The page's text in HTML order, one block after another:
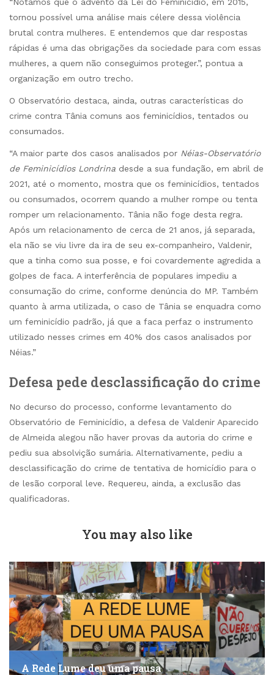
tornou possível uma análise mais célere dessa violência
brutal contra mulheres. E entendemos que dar respostas
rápidas é uma das obrigações da sociedade para com essas
mulheres, a quem não conseguimos proteger.”, pontua a
organização em outro trecho.
O Observatório destaca, ainda, outras características do
crime contra Tânia comuns aos feminicídios, tentados ou
consumados.
“A maior parte dos casos analisados por Néias-Observatório
de Feminicídios Londrina desde a sua fundação, em abril de
2021, até o momento, mostra que os feminicídios, tentados
ou consumados, ocorrem quando a mulher rompe ou tenta
romper um relacionamento. Tânia não foge desta regra.
Após um relacionamento de cerca de 21 anos, já separada,
ela não se viu livre da ira de seu ex-companheiro, Valdenir,
que a tinha como sua posse, e foi covardemente agredida a
golpes de faca. A interferência de populares impediu a
consumação do crime, conforme denúncia do MP. Também
quanto à arma utilizada, o caso de Tânia se enquadra como
um feminicídio padrão, já que a faca perfaz o instrumento
utilizado nesses crimes em 40% dos casos analisados por
Néias.”
Defesa pede desclassificação do crime
No decurso do processo, conforme levantamento do
Observatório de Feminicídio, a defesa de Valdenir Aparecido
de Almeida alegou não haver provas da autoria do crime e
pediu sua absolvição sumária. Alternativamente, pediu a
desclassificação do crime de tentativa de homicídio para o
de lesão corporal leve. Requereu, ainda, a exclusão das
qualificadoras.
You may also like
A Rede Lume deu uma pausa